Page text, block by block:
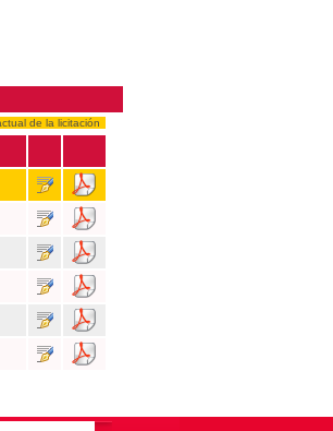
de la licitación